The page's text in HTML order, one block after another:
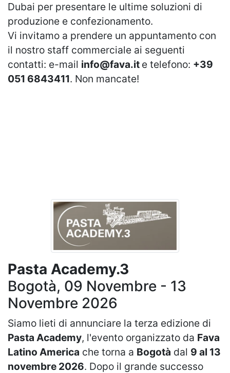
Dubai per presentare le ultime soluzioni di
produzione e confezionamento.
Vi invitamo a prendere un appuntamento con
il nostro staff commerciale ai seguenti
contatti: e-mail info@fava.it e telefono: +39
051 6843411. Non mancate!
Pasta Academy.3
Bogotà, 09 Novembre - 13
Novembre 2026
Siamo lieti di annunciare la terza edizione di
Pasta Academy, l'evento organizzato da Fava
Latino America che torna a Bogotà dal 9 al 13
novembre 2026. Dopo il grande successo